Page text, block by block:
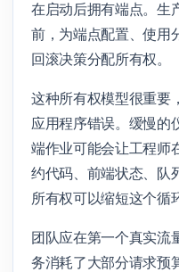
在启动后拥有端点。生
前，为端点配置、使用
回滚决策分配所有权。
这种所有权模型很重要
应用程序错误。缓慢的
端作业可能会让工程师
约代码、前端状态、队
所有权可以缩短这个循
团队应在第一个真实流
务消耗了大部分请求预